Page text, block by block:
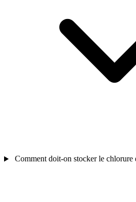
Comment doit-on stocker le chlorure